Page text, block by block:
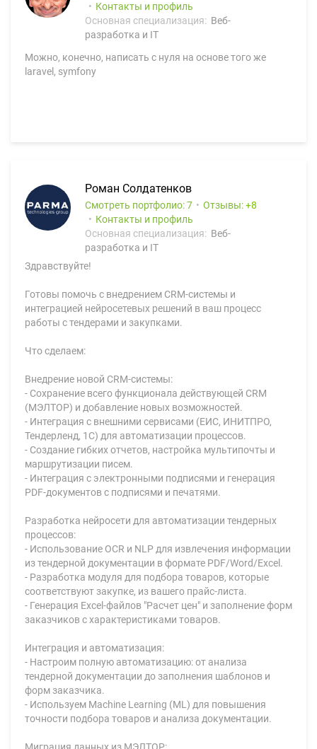
Контакты и профиль
Основная специализация: Веб-
разработка и IT
Можно, конечно, написать с нуля на основе того же
laravel, symfony
Роман Солдатенков
Смотреть портфолио: 7 Отзывы:
8
Контакты и профиль
Основная специализация: Веб-
разработка и IT
Здравствуйте!
Готовы помочь с внедрением CRM-системы и
интеграцией нейросетевых решений в ваш процесс
работы с тендерами и закупками.
Что сделаем:
Внедрение новой CRM-системы:
- Сохранение всего функционала действующей CRM
(МЭЛТОР) и добавление новых возможностей.
- Интеграция с внешними сервисами (ЕИС, ИНИТПРО,
Тендерленд, 1С) для автоматизации процессов.
- Создание гибких отчетов, настройка мультипочты и
маршрутизации писем.
- Интеграция с электронными подписями и генерация
PDF-документов с подписями и печатями.
Разработка нейросети для автоматизации тендерных
процессов:
- Использование OCR и NLP для извлечения информации
из тендерной документации в формате PDF/Word/Excel.
- Разработка модуля для подбора товаров, которые
соответствуют закупке, из вашего прайс-листа.
- Генерация Excel-файлов "Расчет цен" и заполнение форм
заказчиков с характеристиками товаров.
Интеграция и автоматизация:
- Настроим полную автоматизацию: от анализа
тендерной документации до заполнения шаблонов и
форм заказчика.
- Используем Machine Learning (ML) для повышения
точности подбора товаров и анализа документации.